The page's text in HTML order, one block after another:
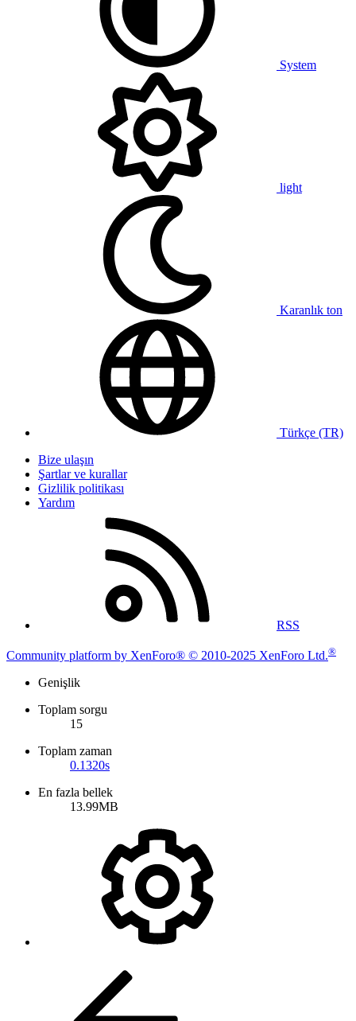
System
light
Karanlık ton
Türkçe (TR)
Bize ulaşın
Şartlar ve kurallar
Gizlilik politikası
Yardım
RSS
Community platform by XenForo® © 2010-2025 XenForo Ltd.®
Genişlik
Toplam sorgu
15
Toplam zaman
0.1320s
En fazla bellek
13.99MB